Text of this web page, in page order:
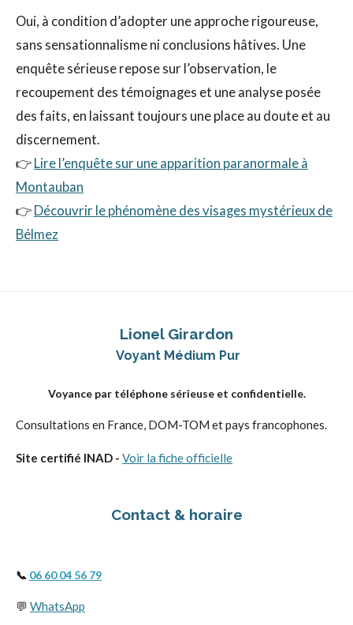
Oui, à condition d’adopter une approche rigoureuse,
sans sensationnalisme ni conclusions hâtives. Une
enquête sérieuse repose sur l’observation, le
recoupement des témoignages et une analyse posée
des faits, en laissant toujours une place au doute et au
discernement.
👉 Lire l’enquête sur une apparition paranormale à
Montauban
👉 Découvrir le phénomène des visages mystérieux de
Bélmez
Lionel Girardon
Voyant Médium Pur
Voyance par téléphone sérieuse et confidentielle.
Consultations en France, DOM-TOM et pays francophones.
Site certifié INAD - Voir la fiche officielle
Contact & horaire
📞 06 60 04 56 79
💬 WhatsApp